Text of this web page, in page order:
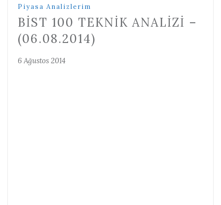
Piyasa Analizlerim
BİST 100 TEKNIK ANALIZI –
(06.08.2014)
6 Ağustos 2014